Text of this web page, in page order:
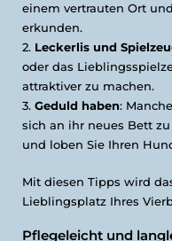
einem vertrauten Ort
erkunden.
Leckerlis und
oder das
attraktiver zu machen.
Geduld haben:
sich an ihr neues Bett
und loben Sie Ihren
Mit diesen Tipps wird
Lieblingsplatz Ihres
Pflegeleicht und